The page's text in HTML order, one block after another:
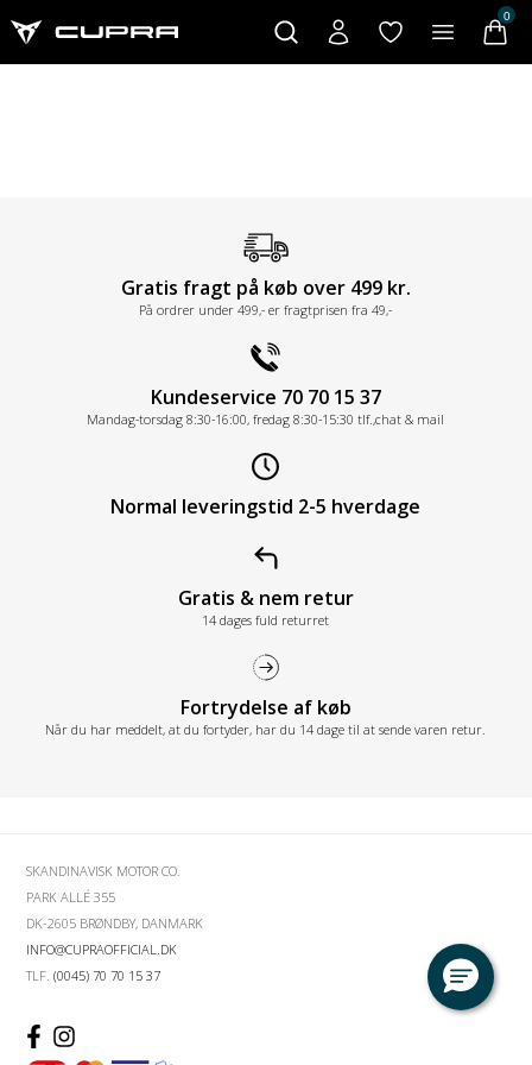
0
Gratis fragt på køb over 499 kr.
På ordrer under 499,- er fragtprisen fra 49,-
Kundeservice 70 70 15 37
Mandag-torsdag 8:30-16:00, fredag 8:30-15:30 tlf.,chat & mail
Normal leveringstid 2-5 hverdage
Gratis & nem retur
14 dages fuld returret
Fortrydelse af køb
Når du har meddelt, at du fortyder, har du 14 dage til at sende varen retur.
SKANDINAVISK MOTOR CO.
PARK ALLÉ 355
DK-2605 BRØNDBY, DANMARK
INFO@CUPRAOFFICIAL.DK
TLF.(0045) 70 70 15 37